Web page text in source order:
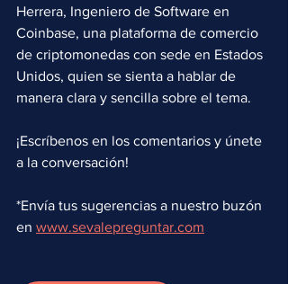
Herrera, Ingeniero de Software en
Coinbase, una plataforma de comercio
de criptomonedas con sede en Estados
Unidos, quien se sienta a hablar de
manera clara y sencilla sobre el tema.
¡Escríbenos en los comentarios y únete
a la conversación!
*Envía tus sugerencias a nuestro buzón
en www.sevalepreguntar.com